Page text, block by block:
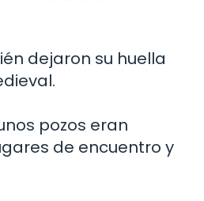
dejaron su huella
pozos eran
de encuentro y